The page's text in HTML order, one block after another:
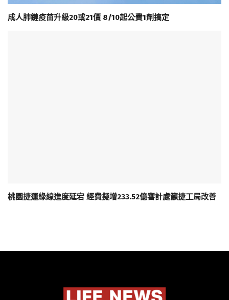
成人肺鏈疫苗升級20或21價 8/10起公費1劑搞定
桃園捷運綠線進度延宕 經費擬增233.52億審計處籲捷工局改善